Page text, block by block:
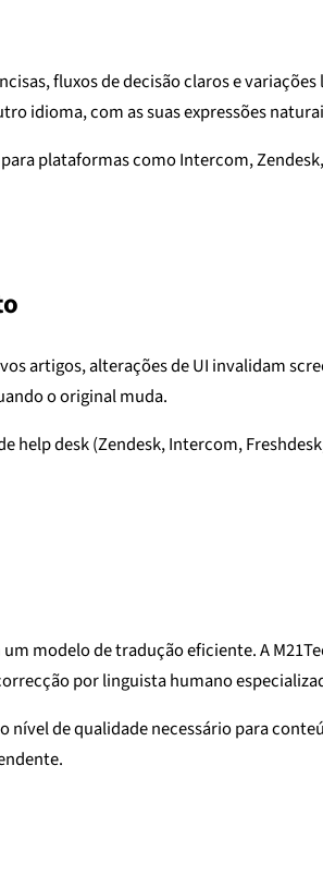
fluxos de decisão claros e
idioma, com as suas expressões
plataformas como Intercom,
artigos, alterações de UI invalidam
o original muda.
desk (Zendesk, Intercom,
modelo de tradução eficiente. A
por linguista humano
de qualidade necessário para